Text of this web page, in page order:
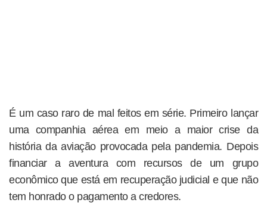
É um caso raro de mal feitos em série. Primeiro lançar
uma companhia aérea em meio a maior crise da
história da aviação provocada pela pandemia. Depois
financiar a aventura com recursos de um grupo
econômico que está em recuperação judicial e que não
tem honrado o pagamento a credores.